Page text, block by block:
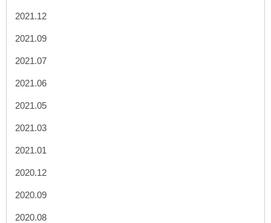
2021.12
2021.09
2021.07
2021.06
2021.05
2021.03
2021.01
2020.12
2020.09
2020.08